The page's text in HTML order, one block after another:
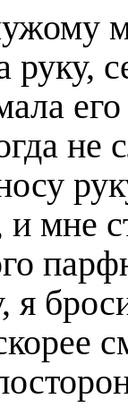
руку,
не
и мне
я